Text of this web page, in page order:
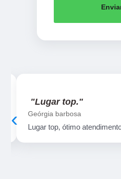
"Lugar top."
Geórgia barbosa
Lugar top, ótimo
‹